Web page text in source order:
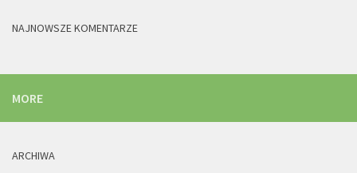
NAJNOWSZE KOMENTARZE
MORE
ARCHIWA